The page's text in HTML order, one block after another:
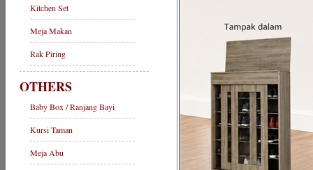
Kitchen Set
Meja Makan
Rak Piring
OTHERS
Baby Box / Ranjang Bayi
Kursi Taman
Meja Abu